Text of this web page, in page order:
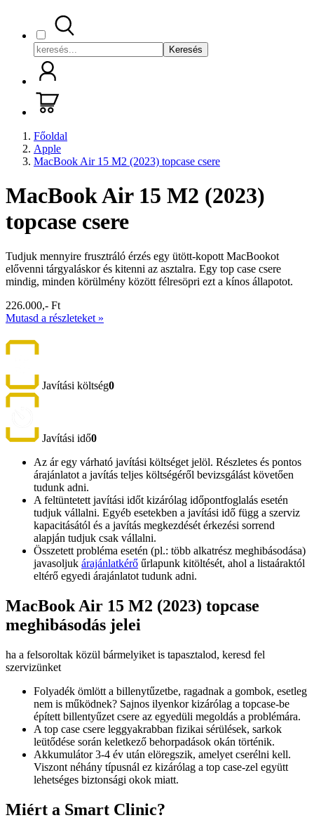
Keresés
Főoldal
Apple
MacBook Air 15 M2 (2023) topcase csere
MacBook Air 15 M2 (2023)
topcase csere
Tudjuk mennyire frusztráló érzés egy ütött-kopott MacBookot
elővenni tárgyaláskor és kitenni az asztalra. Egy top case csere
mindig, minden körülmény között félresöpri ezt a kínos állapotot.
226.000,- Ft
Mutasd a részleteket »
Javítási költség0
Javítási idő0
Az ár egy várható javítási költséget jelöl. Részletes és pontos
árajánlatot a javítás teljes költségéről bevizsgálást követően
tudunk adni.
A feltüntetett javítási időt kizárólag időpontfoglalás esetén
tudjuk vállalni. Egyéb esetekben a javítási idő függ a szerviz
kapacitásától és a javítás megkezdését érkezési sorrend
alapján tudjuk csak vállalni.
Összetett probléma esetén (pl.: több alkatrész meghibásodása)
javasoljuk árajánlatkérő űrlapunk kitöltését, ahol a listaáraktól
eltérő egyedi árajánlatot tudunk adni.
MacBook Air 15 M2 (2023) topcase
meghibásodás jelei
ha a felsoroltak közül bármelyiket is tapasztalod, keresd fel
szervizünket
Folyadék ömlött a billenytűzetbe, ragadnak a gombok, esetleg
nem is működnek? Sajnos ilyenkor kizárólag a topcase-be
épített billentyűzet csere az egyedüli megoldás a problémára.
A top case csere leggyakrabban fizikai sérülések, sarkok
leütődése során keletkező behorpadások okán történik.
Akkumulátor 3-4 év után elöregszik, amelyet cserélni kell.
Viszont néhány típusnál ez kizárólag a top case-zel együtt
lehetséges biztonsági okok miatt.
Miért a Smart Clinic?